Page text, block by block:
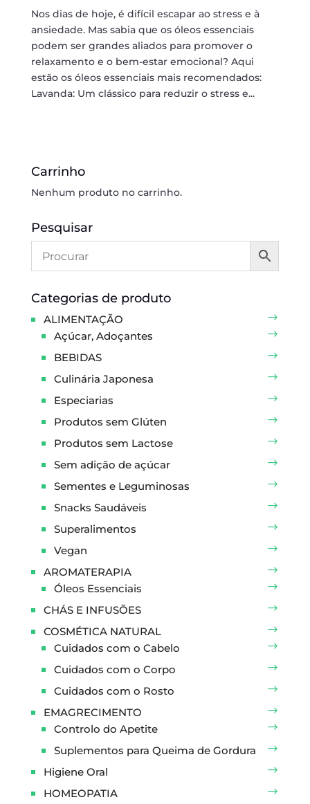
Nos dias de hoje, é difícil escapar ao stress e à
ansiedade. Mas sabia que os óleos essenciais
podem ser grandes aliados para promover o
relaxamento e o bem-estar emocional? Aqui
estão os óleos essenciais mais recomendados:
Lavanda: Um clássico para reduzir o stress e...
Carrinho
Nenhum produto no carrinho.
Pesquisar
Categorias de produto
ALIMENTAÇÃO
Açúcar, Adoçantes
BEBIDAS
Culinária Japonesa
Especiarias
Produtos sem Glúten
Produtos sem Lactose
Sem adição de açúcar
Sementes e Leguminosas
Snacks Saudáveis
Superalimentos
Vegan
AROMATERAPIA
Óleos Essenciais
CHÁS E INFUSÕES
COSMÉTICA NATURAL
Cuidados com o Cabelo
Cuidados com o Corpo
Cuidados com o Rosto
EMAGRECIMENTO
Controlo do Apetite
Suplementos para Queima de Gordura
Higiene Oral
HOMEOPATIA